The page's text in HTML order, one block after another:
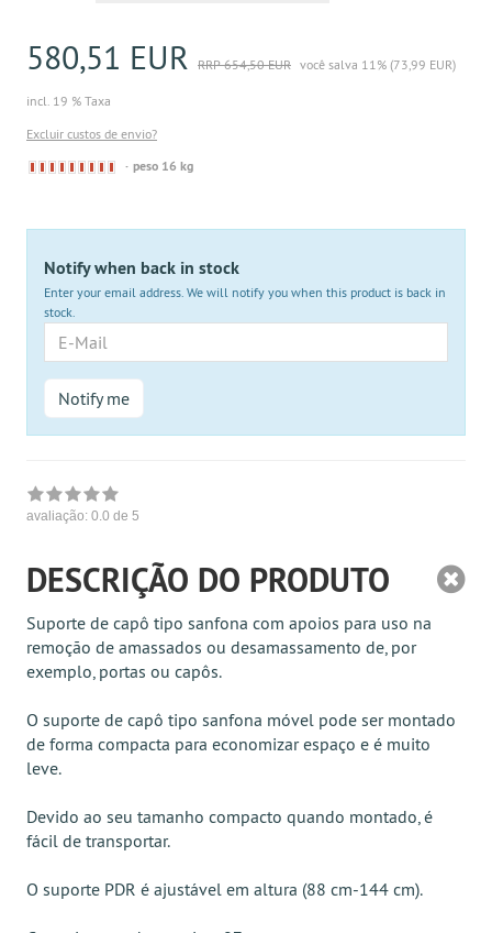
580,51 EUR RRP 654,50 EUR você salva 11% (73,99 EUR)
incl. 19 % Taxa
Excluir custos de envio?
Derzeit
peso 16 kg
Notify when back in stock
Enter your email address. We will notify you when this product is back in
stock.
Mail
Notify me
avaliação: 0.0 de 5
DESCRIÇÃO DO PRODUTO
Suporte de capô tipo sanfona com apoios para uso na
remoção de amassados ou desamassamento de, por
exemplo, portas ou capôs.
O suporte de capô tipo sanfona móvel pode ser montado
de forma compacta para economizar espaço e é muito
leve.
Devido ao seu tamanho compacto quando montado, é
fácil de transportar.
O suporte PDR é ajustável em altura (88 cm-144 cm).